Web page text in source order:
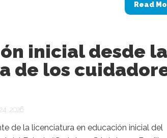
Read
inicial desde la
de los
2026
de la licenciatura en educación inicial del